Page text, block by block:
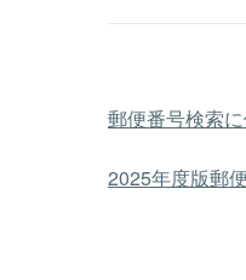
郵便番号検索
2025年度版郵